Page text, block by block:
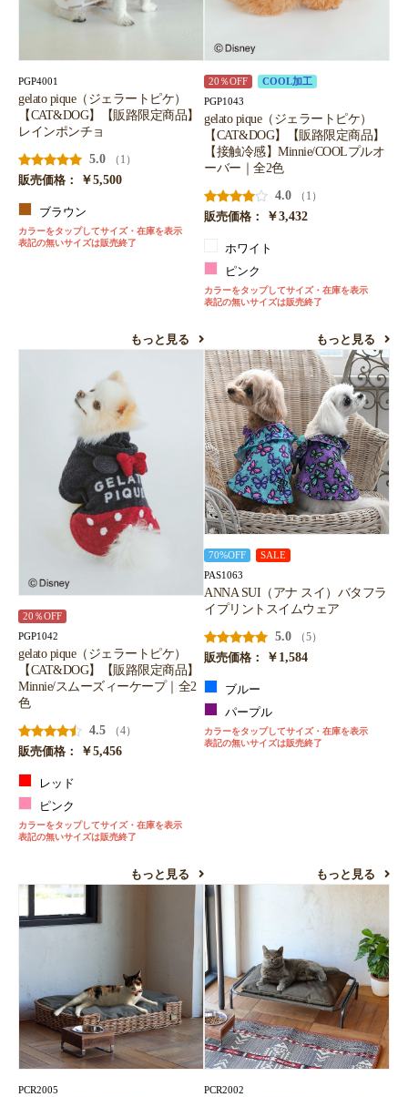
PGP4001
gelato pique（ジェラートピケ）
【CAT&DOG】【販路限定商品】
レインポンチョ
5.0
（1）
販売価格：
￥5,500
ブラウン
カラーをタップしてサイズ・在庫を表示
表記の無いサイズは販売終了
もっと見る
20％OFF COOL加工
PGP1043
gelato pique（ジェラートピケ）
【CAT&DOG】【販路限定商品】
【接触冷感】Minnie/COOLプルオ
ーバー｜全2色
4.0
（1）
販売価格：
￥3,432
ホワイト
ピンク
カラーをタップしてサイズ・在庫を表示
表記の無いサイズは販売終了
もっと見る
20％OFF
PGP1042
gelato pique（ジェラートピケ）
【CAT&DOG】【販路限定商品】
Minnie/スムーズィーケープ｜全2
色
4.5
（4）
販売価格：
￥5,456
レッド
ピンク
カラーをタップしてサイズ・在庫を表示
表記の無いサイズは販売終了
もっと見る
70%OFF SALE
PAS1063
ANNA SUI（アナ スイ）バタフラ
イプリントスイムウェア
5.0
（5）
販売価格：
￥1,584
ブルー
パープル
カラーをタップしてサイズ・在庫を表示
表記の無いサイズは販売終了
もっと見る
PCR2005 PCR2002